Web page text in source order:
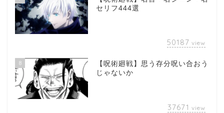
セリフ444選
50187 view
8
【呪術廻戦】思う存分呪い合おう
じゃないか
37671 view